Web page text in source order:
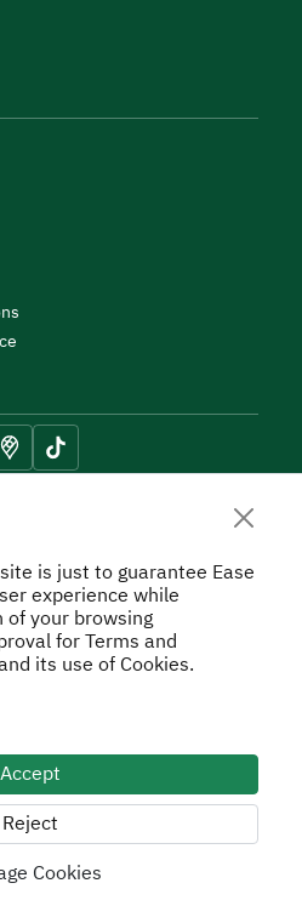
is just to guarantee Ease
experience while
of your browsing
for Terms and
its use of Cookies.
Accept
Reject
Cookies
Policy
Service Level
the Real Estate General